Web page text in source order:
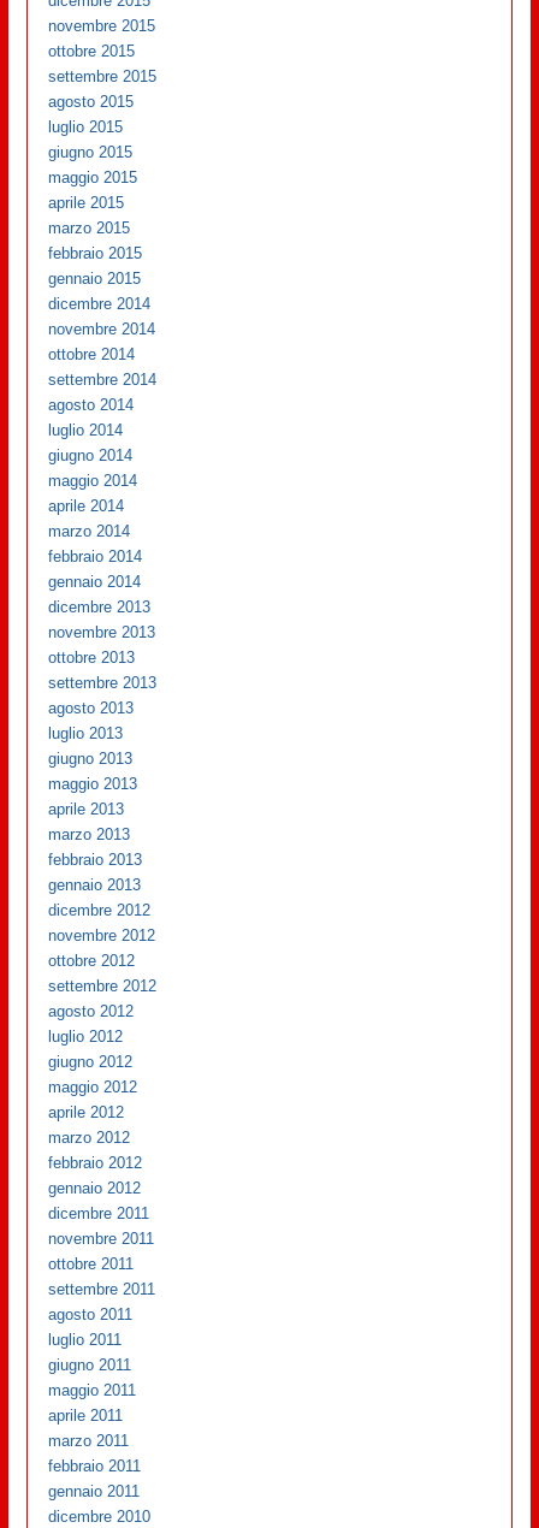
novembre 2015
ottobre 2015
settembre 2015
agosto 2015
luglio 2015
giugno 2015
maggio 2015
aprile 2015
marzo 2015
febbraio 2015
gennaio 2015
dicembre 2014
novembre 2014
ottobre 2014
settembre 2014
agosto 2014
luglio 2014
giugno 2014
maggio 2014
aprile 2014
marzo 2014
febbraio 2014
gennaio 2014
dicembre 2013
novembre 2013
ottobre 2013
settembre 2013
agosto 2013
luglio 2013
giugno 2013
maggio 2013
aprile 2013
marzo 2013
febbraio 2013
gennaio 2013
dicembre 2012
novembre 2012
ottobre 2012
settembre 2012
agosto 2012
luglio 2012
giugno 2012
maggio 2012
aprile 2012
marzo 2012
febbraio 2012
gennaio 2012
dicembre 2011
novembre 2011
ottobre 2011
settembre 2011
agosto 2011
luglio 2011
giugno 2011
maggio 2011
aprile 2011
marzo 2011
febbraio 2011
gennaio 2011
dicembre 2010